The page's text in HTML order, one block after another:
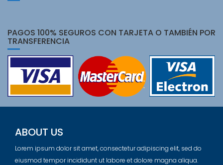
PAGOS 100% SEGUROS CON TARJETA O TAMBIÉN POR
TRANSFERENCIA
ABOUT US
Lorem ipsum dolor sit amet, consectetur adipiscing elit, sed do
eiusmod tempor incididunt ut labore et dolore magna aliqua.